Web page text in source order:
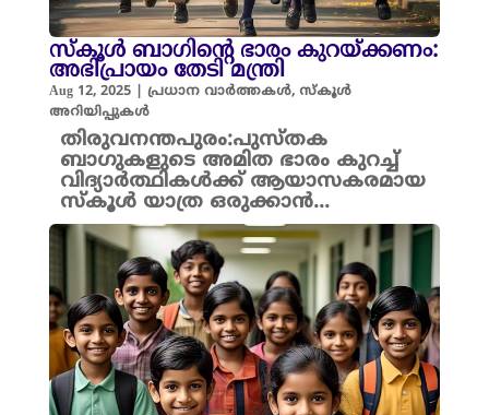
സ്കൂൾ ബാഗിന്റെ ഭാരം കുറയ്ക്കണം:
അഭിപ്രായം തേടി മന്ത്രി
Aug 12, 2025| പ്രധാന വാർത്തകൾ, സ്കൂൾ
അറിയിപ്പുകൾ
തിരുവനന്തപുരം:പുസ്തക
ബാഗുകളുടെ അമിത ഭാരം കുറച്ച്
വിദ്യാർത്ഥികൾക്ക് ആയാസകരമായ
സ്കൂൾ യാത്ര ഒരുക്കാൻ...